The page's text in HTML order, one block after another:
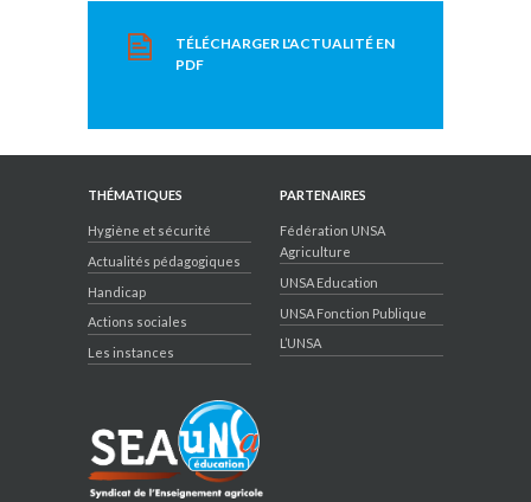
TÉLÉCHARGER L'ACTUALITÉ EN
PDF
THÉMATIQUES
Hygiène et sécurité
Actualités pédagogiques
Handicap
Actions sociales
Les instances
PARTENAIRES
Fédération UNSA
Agriculture
UNSA Education
UNSA Fonction Publique
L’UNSA